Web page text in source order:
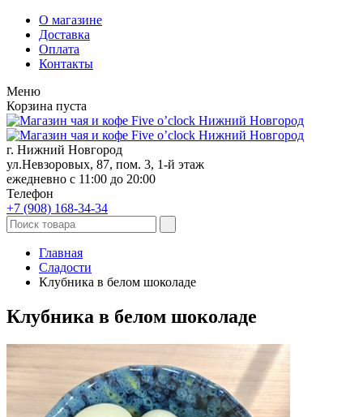
О магазине
Доставка
Оплата
Контакты
Меню
Корзина пуста
г. Нижний Новгород
ул.Невзоровых, 87, пом. 3, 1-й этаж
ежедневно с 11:00 до 20:00
Телефон
+7 (908) 168-34-34
Главная
Сладости
Клубника в белом шоколаде
Клубника в белом шоколаде